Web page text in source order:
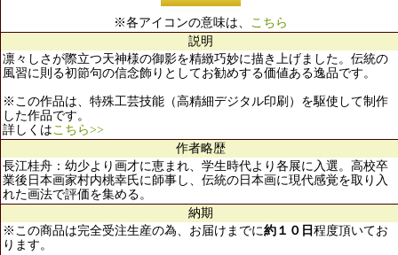
※各アイコンの意味は、 こちら
説明
凛々しさが際立つ天神様の御影を精緻巧妙に描き上げました。伝統の
風習に則る初節句の信念飾りとしてお勧めする価値ある逸品です。
※この作品は、特殊工芸技能（高精細デジタル印刷）を駆使して制作
した作品です。
詳しくはこちら>>
作者略歴
長江桂舟：幼少より画才に恵まれ、学生時代より各展に入選。高校卒
業後日本画家村内桃幸氏に師事し、伝統の日本画に現代感覚を取り入
れた画法で評価を集める。
納期
※この商品は完全受注生産の為、お届けまでに約１０日 程度頂いてお
ります。